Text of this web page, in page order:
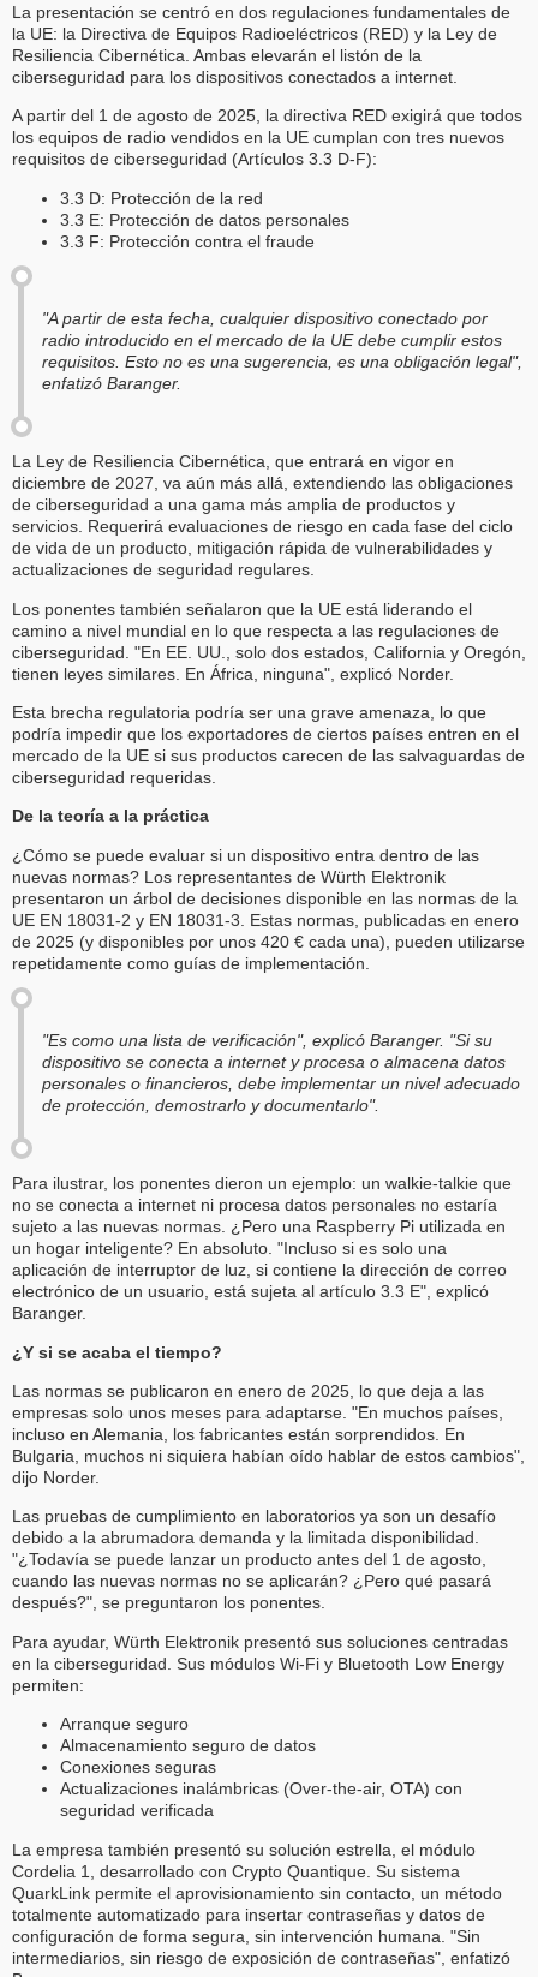
La presentación se centró en dos regulaciones fundamentales de
la UE: la Directiva de Equipos Radioeléctricos (RED) y la Ley de
Resiliencia Cibernética. Ambas elevarán el listón de la
ciberseguridad para los dispositivos conectados a internet.
A partir del 1 de agosto de 2025, la directiva RED exigirá que todos
los equipos de radio vendidos en la UE cumplan con tres nuevos
requisitos de ciberseguridad (Artículos 3.3 D-F):
3.3 D: Protección de la red
3.3 E: Protección de datos personales
3.3 F: Protección contra el fraude
"A partir de esta fecha, cualquier dispositivo conectado por
radio introducido en el mercado de la UE debe cumplir estos
requisitos. Esto no es una sugerencia, es una obligación legal",
enfatizó Baranger.
La Ley de Resiliencia Cibernética, que entrará en vigor en
diciembre de 2027, va aún más allá, extendiendo las obligaciones
de ciberseguridad a una gama más amplia de productos y
servicios. Requerirá evaluaciones de riesgo en cada fase del ciclo
de vida de un producto, mitigación rápida de vulnerabilidades y
actualizaciones de seguridad regulares.
Los ponentes también señalaron que la UE está liderando el
camino a nivel mundial en lo que respecta a las regulaciones de
ciberseguridad. "En EE. UU., solo dos estados, California y Oregón,
tienen leyes similares. En África, ninguna", explicó Norder.
Esta brecha regulatoria podría ser una grave amenaza, lo que
podría impedir que los exportadores de ciertos países entren en el
mercado de la UE si sus productos carecen de las salvaguardas de
ciberseguridad requeridas.
De la teoría a la práctica
¿Cómo se puede evaluar si un dispositivo entra dentro de las
nuevas normas? Los representantes de Würth Elektronik
presentaron un árbol de decisiones disponible en las normas de la
UE EN 18031-2 y EN 18031-3. Estas normas, publicadas en enero
de 2025 (y disponibles por unos 420 € cada una), pueden utilizarse
repetidamente como guías de implementación.
"Es como una lista de verificación", explicó Baranger. "Si su
dispositivo se conecta a internet y procesa o almacena datos
personales o financieros, debe implementar un nivel adecuado
de protección, demostrarlo y documentarlo".
Para ilustrar, los ponentes dieron un ejemplo: un walkie-talkie que
no se conecta a internet ni procesa datos personales no estaría
sujeto a las nuevas normas. ¿Pero una Raspberry Pi utilizada en
un hogar inteligente? En absoluto. "Incluso si es solo una
aplicación de interruptor de luz, si contiene la dirección de correo
electrónico de un usuario, está sujeta al artículo 3.3 E", explicó
Baranger.
¿Y si se acaba el tiempo?
Las normas se publicaron en enero de 2025, lo que deja a las
empresas solo unos meses para adaptarse. "En muchos países,
incluso en Alemania, los fabricantes están sorprendidos. En
Bulgaria, muchos ni siquiera habían oído hablar de estos cambios",
dijo Norder.
Las pruebas de cumplimiento en laboratorios ya son un desafío
debido a la abrumadora demanda y la limitada disponibilidad.
"¿Todavía se puede lanzar un producto antes del 1 de agosto,
cuando las nuevas normas no se aplicarán? ¿Pero qué pasará
después?", se preguntaron los ponentes.
Para ayudar, Würth Elektronik presentó sus soluciones centradas
en la ciberseguridad. Sus módulos Wi-Fi y Bluetooth Low Energy
permiten:
Arranque seguro
Almacenamiento seguro de datos
Conexiones seguras
Actualizaciones inalámbricas (Over‑the‑air, OTA) con
seguridad verificada
La empresa también presentó su solución estrella, el módulo
Cordelia 1, desarrollado con Crypto Quantique. Su sistema
QuarkLink permite el aprovisionamiento sin contacto, un método
totalmente automatizado para insertar contraseñas y datos de
configuración de forma segura, sin intervención humana. "Sin
intermediarios, sin riesgo de exposición de contraseñas", enfatizó